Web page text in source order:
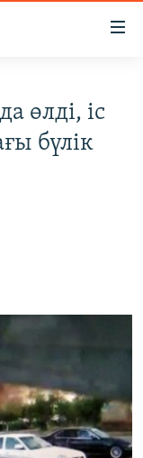
өлді, іс
бүлік